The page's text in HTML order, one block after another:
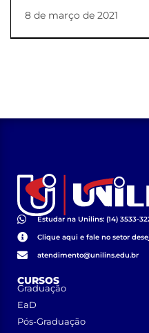
03_2021_Reitoria
8 de março de 2021
Estudar na Unilins: (14) 3533-
Clique aqui e fale no setor
atendimento@unilins.edu.br
CURSOS
Graduação
EaD
Pós-Graduação